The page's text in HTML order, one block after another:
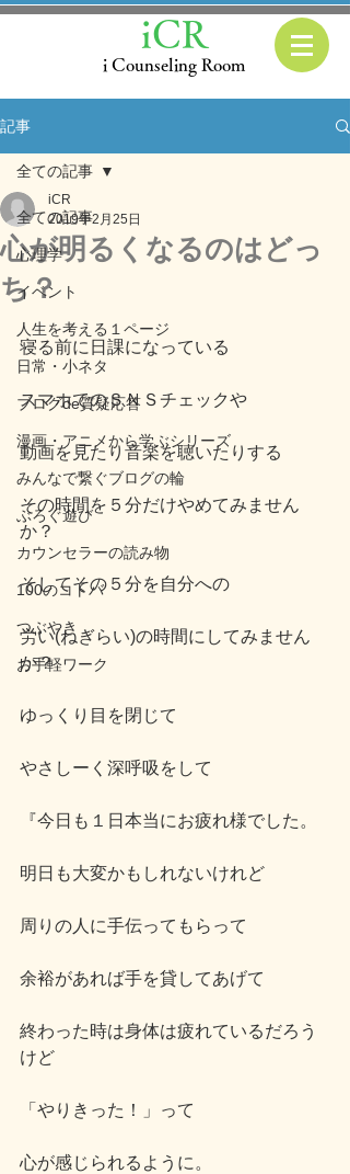
i Counseling Room
iCR
記事
全ての記事
心理学
イベント
人生を考える１ページ
日常・小ネタ
ブログde質疑応答
漫画・アニメから学ぶシリーズ
みんなで繋ぐブログの輪
ぶろぐ遊び
カウンセラーの読み物
100のコトバ
つぶやき
お手軽ワーク
全ての記事
心が明るくなるのはどっ
ち？
iCR
2019年2月25日
寝る前に日課になっている
スマホでのＳＮＳチェックや
動画を見たり音楽を聴いたりする
その時間を５分だけやめてみません
か？
そしてその５分を自分への
労い(ねぎらい)の時間にしてみません
か？
ゆっくり目を閉じて
やさしーく深呼吸をして
『今日も１日本当にお疲れ様でした。
明日も大変かもしれないけれど
周りの人に手伝ってもらって
余裕があれば手を貸してあげて
終わった時は身体は疲れているだろう
けど
「やりきった！」って
心が感じられるように。